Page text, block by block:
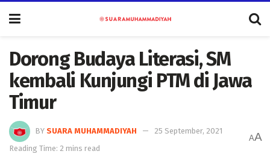
Dorong Budaya Literasi, SM
kembali Kunjungi PTM di Jawa
Timur
BY SUARA MUHAMMADIYAH
25 September, 2021
Reading Time: 2 mins read
AA